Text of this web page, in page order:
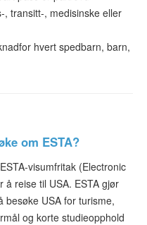
, transitt-, medisinske eller
for hvert spedbarn, barn,
om ESTA?
visumfritak (Electronic
å reise til USA. ESTA gjør
besøke USA for turisme,
og korte studieopphold